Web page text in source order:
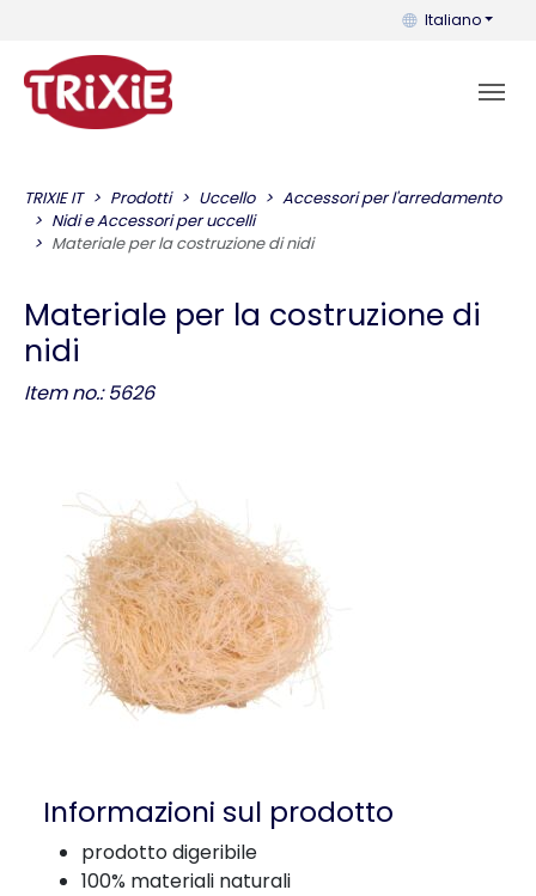
Puoi cambiare
Italiano
TRIXIE IT Prodotti Uccello
Accessori per l'arredamento
Nidi e Accessori per uccelli
Materiale per la costruzione di nidi
Materiale per la costruzione di
nidi
Item no.: 5626
Informazioni sul prodotto
prodotto digeribile
100% materiali naturali